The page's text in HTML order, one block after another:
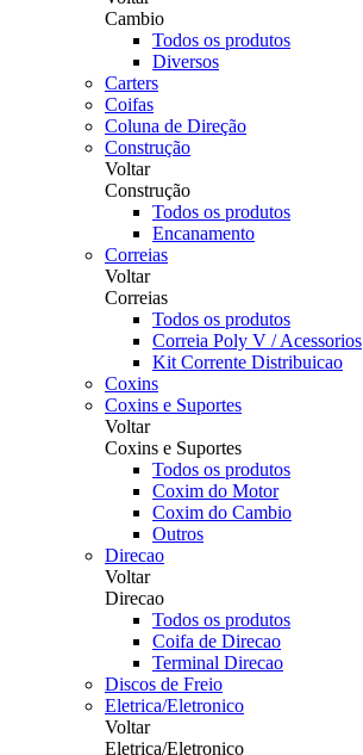
Cambio
Todos os produtos
Diversos
Carters
Coifas
Coluna de Direção
Construção
Voltar
Construção
Todos os produtos
Encanamento
Correias
Voltar
Correias
Todos os produtos
Correia Poly V / Acessorios
Kit Corrente Distribuicao
Coxins
Coxins e Suportes
Voltar
Coxins e Suportes
Todos os produtos
Coxim do Motor
Coxim do Cambio
Outros
Direcao
Voltar
Direcao
Todos os produtos
Coifa de Direcao
Terminal Direcao
Discos de Freio
Eletrica/Eletronico
Voltar
Eletrica/Eletronico